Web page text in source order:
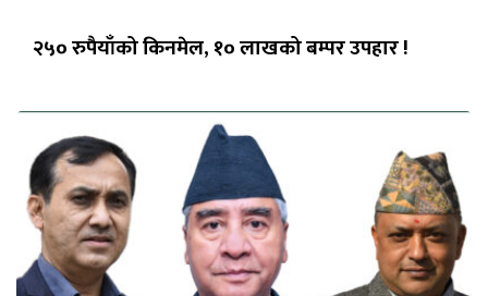
२५० रुपैयाँको किनमेल, १० लाखको बम्पर उपहार !